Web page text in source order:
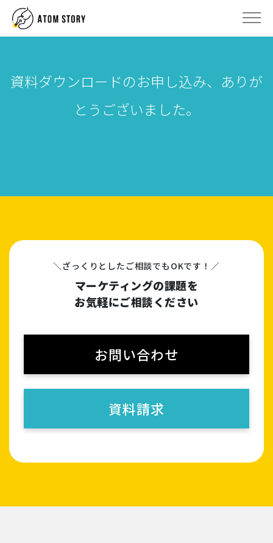
資料ダウンロードのお申し込み、ありが
とうございました。
＼ざっくりとしたご相談でもOKです！／
マーケティングの課題を
お気軽にご相談ください
お問い合わせ
資料請求